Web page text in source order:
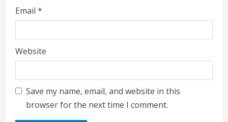
Email *
Website
Save my name, email, and website in this
browser for the next time I comment.